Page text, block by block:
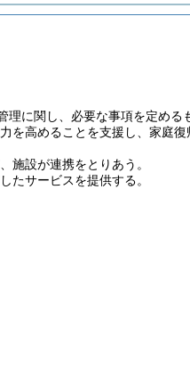
理に関し、必要な事項を定める
高めることを支援し、家庭復
施設が連携をとりあう。
たサービスを提供する。